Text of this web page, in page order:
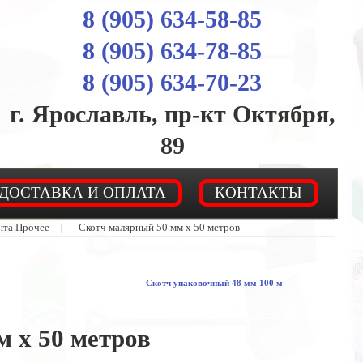
8 (905) 634-58-85
8 (905) 634-78-85
8 (905) 634-70-23
г. Ярославль, пр-кт Октября,
89
И ОПЛАТА КОНТАКТЫ
Прочее | Скотч малярный 50 мм х 50 метров
Скотч упаковочный 48 мм 100 м
х 50 метров